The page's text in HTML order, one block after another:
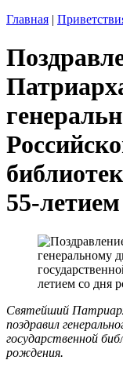
Главная |
55-
Святейший
поздравил
государственной
рождения.